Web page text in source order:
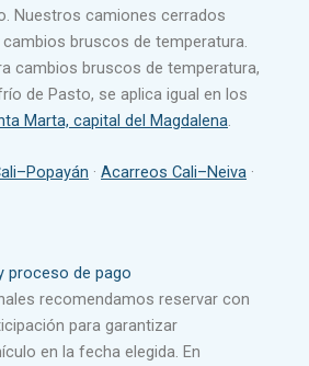
Nuestros camiones cerrados
bruscos de temperatura.
cambios bruscos de temperatura,
de Pasto, se aplica igual en los
Marta, capital del Magdalena.
· Acarreos Cali–Neiva ·
proceso de pago
recomendamos reservar con
para garantizar
en la fecha elegida. En